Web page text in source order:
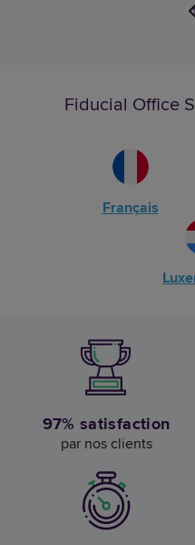
1
Fiducial Office
Français
97% satisfaction
par nos clients